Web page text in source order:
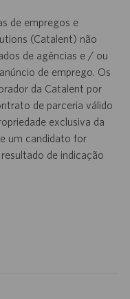
de empregos e
(Catalent) não
de agências e / ou
de emprego. Os
da Catalent por
de parceria válido
exclusiva da
um candidato for
de indicação